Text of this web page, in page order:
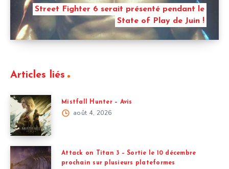
Street Fighter 6 serait présenté pendant le
State of Play de Juin !
Articles liés
Mistfall Hunter – Avis
août 4, 2026
Attack on Titan 3 – Sortie le 10 décembre
prochain sur plusieurs plateformes